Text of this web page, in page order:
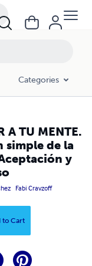
Categories
A TU MENTE.
simple de la
y
Fabi Cravzoff
to Cart
la Terapia de